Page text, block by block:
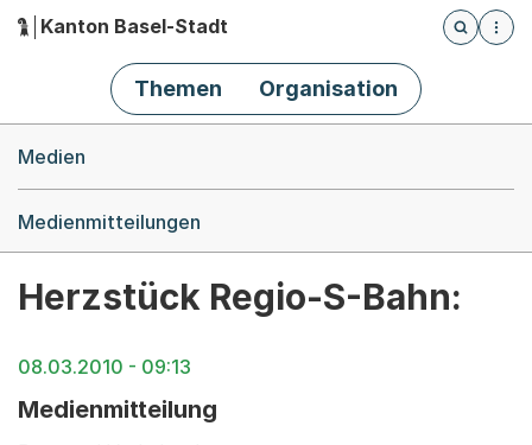
Hauptnavigation
Kanton Basel-Stadt
Öffnet
Themen Organisation
Medien
Medienmitteilungen
Herzstück Regio-S-Bahn:
08.03.2010 - 09:13
Medienmitteilung